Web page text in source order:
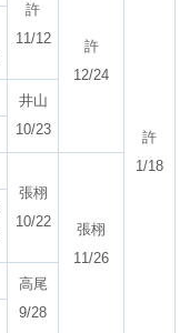
許
11/12
許
12/24
許
1/18
井山
10/23
張栩
10/22
張栩
11/26
高尾
9/28